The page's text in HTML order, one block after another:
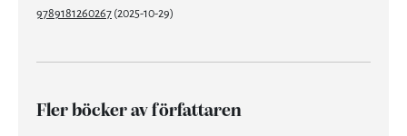
9789181260267 (2025-10-29)
Fler böcker av författaren